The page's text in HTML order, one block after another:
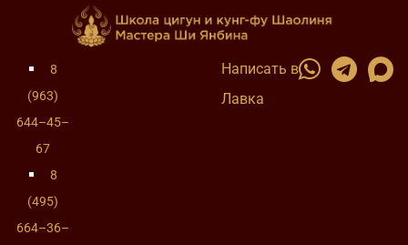
8
(963)
644–45–
67
8
(495)
664–36–
Написать в
Лавка